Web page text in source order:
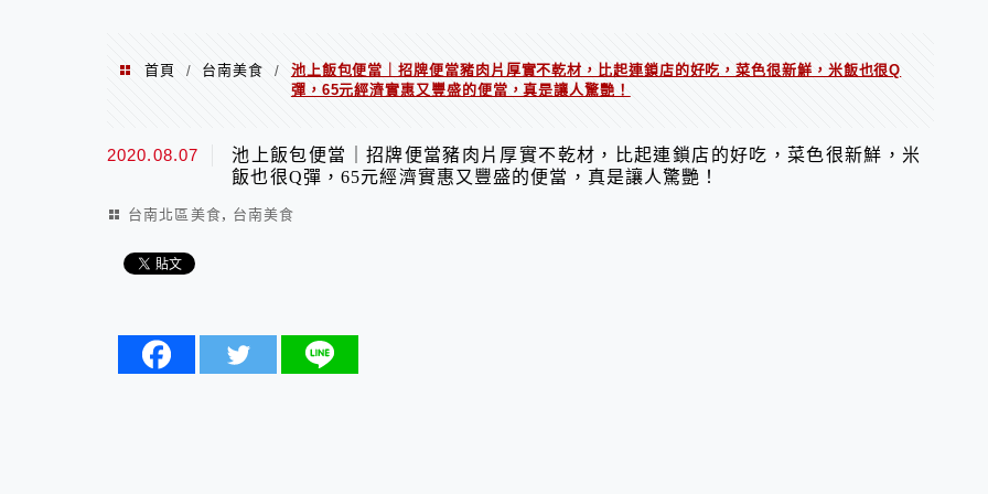
首頁 / 台南美食 /
池上飯包便當｜招牌便當豬肉片厚實不乾材，比起連鎖店的好吃，菜色很新鮮，米飯也很Q
彈，65元經濟實惠又豐盛的便當，真是讓人驚艷！
2020.08.07
池上飯包便當｜招牌便當豬肉片厚實不乾材，比起連鎖店的好吃，菜色很新鮮，米
飯也很Q彈，65元經濟實惠又豐盛的便當，真是讓人驚艷！
台南北區美食, 台南美食